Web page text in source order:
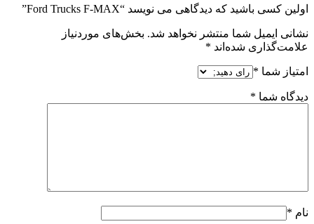
اولین کسی باشید که دیدگاهی می نویسد “Ford Trucks F-MAX”
نشانی ایمیل شما منتشر نخواهد شد. بخش‌های موردنیاز
علامت‌گذاری شده‌اند *
امتیاز شما *
دیدگاه شما *
نام *